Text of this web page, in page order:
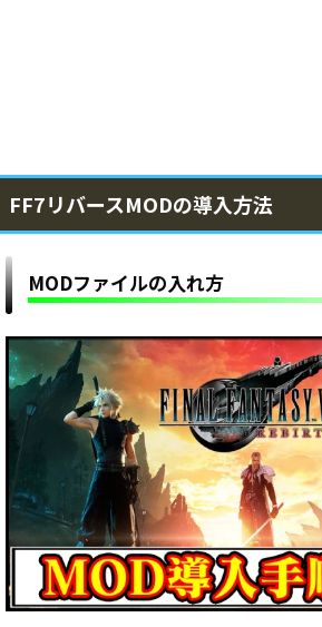
FF7リバースMODの導入方法
MODファイルの入れ方